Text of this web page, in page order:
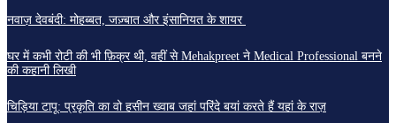
नवाज़ देवबंदी: मोहब्बत, जज़्बात और इंसानियत के शायर
घर में कभी रोटी की भी फ़िक्र थी, वहीं से Mehakpreet ने Medical Professional बनने
की कहानी लिखी
चिड़िया टापू: प्रकृति का वो हसीन ख्वाब जहां परिंदे बयां करते हैं यहां के राज़